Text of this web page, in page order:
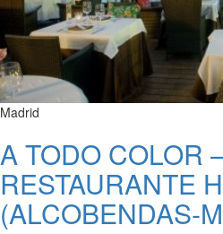
Madrid
A TODO COLOR
RESTAURANTE
(ALCOBENDAS-